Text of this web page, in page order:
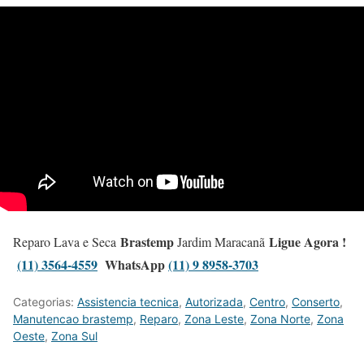
Reparo Lava e Seca BrastempJardim Maracanã Ligue Agora !
(11) 3564-4559 WhatsApp(11) 9 8958-3703
Categorias: Assistencia tecnica, Autorizada, Centro, Conserto,
Manutencao brastemp, Reparo, Zona Leste, Zona Norte, Zona
Oeste, Zona Sul